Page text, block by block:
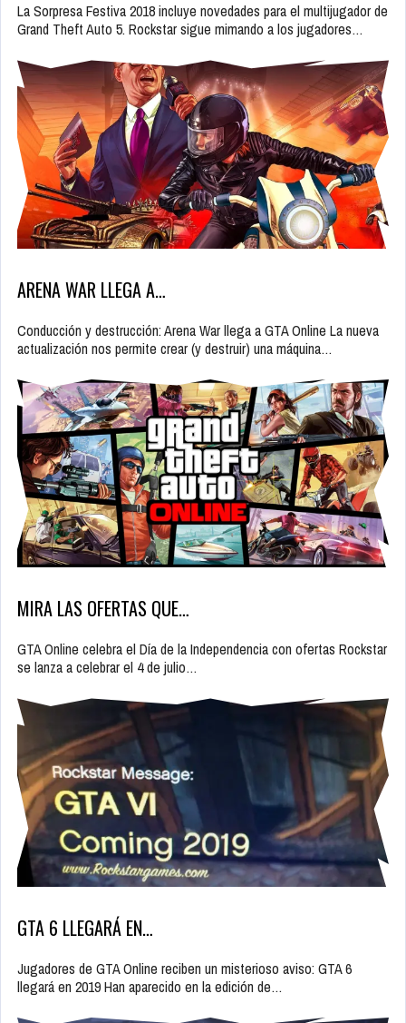
La Sorpresa Festiva 2018 incluye novedades para el multijugador de
Grand Theft Auto 5. Rockstar sigue mimando a los jugadores…
ARENA WAR LLEGA A…
Conducción y destrucción: Arena War llega a GTA Online La nueva
actualización nos permite crear (y destruir) una máquina…
MIRA LAS OFERTAS QUE…
GTA Online celebra el Día de la Independencia con ofertas Rockstar
se lanza a celebrar el 4 de julio…
GTA 6 LLEGARÁ EN…
Jugadores de GTA Online reciben un misterioso aviso: GTA 6
llegará en 2019 Han aparecido en la edición de…